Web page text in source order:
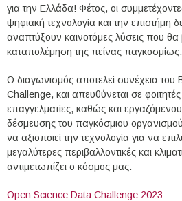
για την Ελλάδα! Φέτος, οι
ψηφιακή τεχνολογία και την επιστήμη
αναπτύξουν καινοτόμες λύσεις που
καταπολέμηση της πείνας παγκοσμίως.
Ο διαγωνισμός αποτελεί συνέχεια
Challenge, και απευθύνεται σε
επαγγελματίες, καθώς και
δέσμευσης του παγκόσμιου οργανισμού
να αξιοποιεί την τεχνολογία για να
μεγαλύτερες περιβαλλοντικές και
αντιμετωπίζει ο κόσμος μας.
Open Science Data Challenge 2023